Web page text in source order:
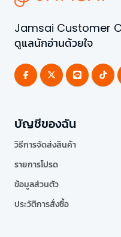
Jamsai Customer
ดูแลนักอ่านด้วยใจ
บัญชีของฉัน
วิธีการจัดส่งสินค้า
รายการโปรด
ข้อมูลส่วนตัว
ประวัติการสั่งซื้อ